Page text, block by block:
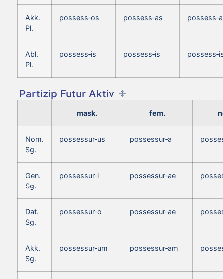
Akk.
Pl.
possess‑os possess‑as possess‑a
Abl.
Pl.
possess‑is possess‑is
Partizip Futur Aktiv
mask. fem.
Nom.
Sg.
possessur‑us possessur‑a
Gen.
Sg.
possessur‑i possessur‑ae
Dat.
Sg.
possessur‑o possessur‑ae
Akk.
Sg.
possessur‑um possessur‑am